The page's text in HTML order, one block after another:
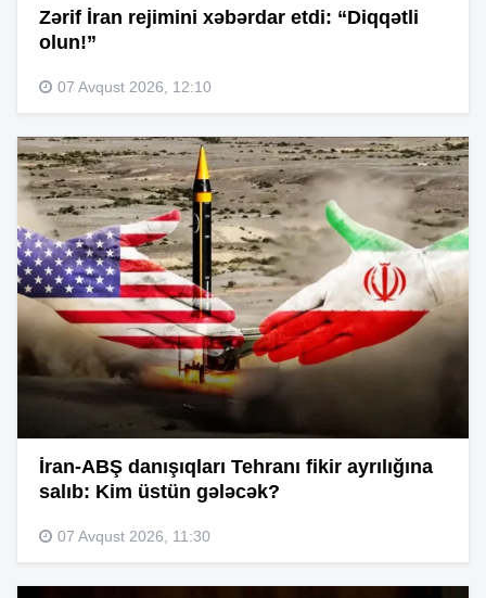
Zərif İran rejimini xəbərdar etdi: “Diqqətli
olun!”
07 Avqust 2026, 12:10
İran-ABŞ danışıqları Tehranı fikir ayrılığına
salıb: Kim üstün gələcək?
07 Avqust 2026, 11:30